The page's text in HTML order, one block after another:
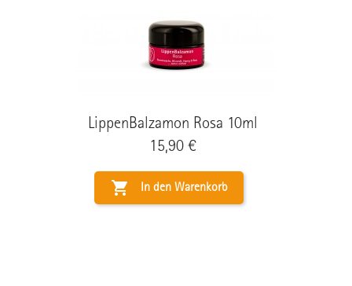
LippenBalzamon Rosa 10ml
Preis
15,90 €
 In den Warenkorb